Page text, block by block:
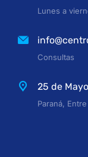
Lunes a
Consultas
25 de
Paraná,